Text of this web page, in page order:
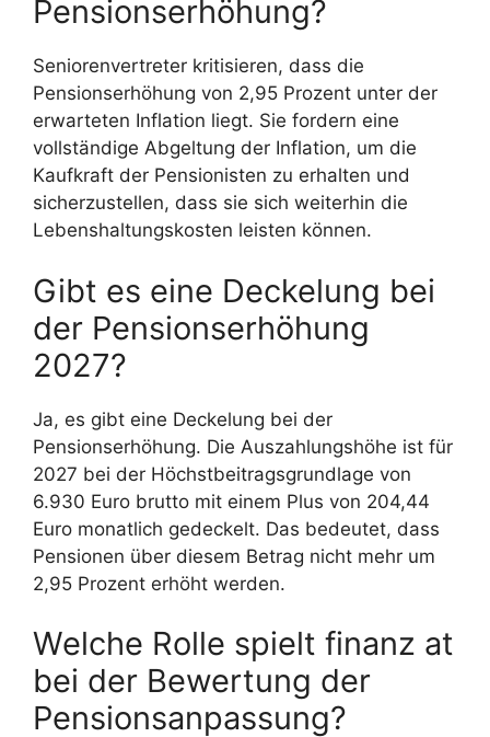
Pensionserhöhung?
Seniorenvertreter kritisieren, dass die
Pensionserhöhung von 2,95 Prozent unter der
erwarteten Inflation liegt. Sie fordern eine
vollständige Abgeltung der Inflation, um die
Kaufkraft der Pensionisten zu erhalten und
sicherzustellen, dass sie sich weiterhin die
Lebenshaltungskosten leisten können.
Gibt es eine Deckelung bei
der Pensionserhöhung
2027?
Ja, es gibt eine Deckelung bei der
Pensionserhöhung. Die Auszahlungshöhe ist für
2027 bei der Höchstbeitragsgrundlage von
6.930 Euro brutto mit einem Plus von 204,44
Euro monatlich gedeckelt. Das bedeutet, dass
Pensionen über diesem Betrag nicht mehr um
2,95 Prozent erhöht werden.
Welche Rolle spielt finanz at
bei der Bewertung der
Pensionsanpassung?